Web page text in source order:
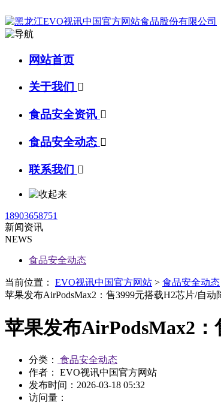
网站首页
关于我们 
食品安全资讯 
食品安全动态 
联系我们 
18903658751
新闻资讯
NEWS
食品安全动态
当前位置： EVO视讯中国官方网站 > 食品安全动态
苹果发布AirPodsMax2：售3999元搭载H2芯片/自动
苹果发布AirPodsMax2
分类：
食品安全动态
作者： EVO视讯中国官方网站
发布时间： 2026-03-18 05:32
访问量：